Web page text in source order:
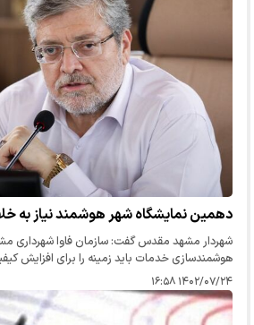
دهمین نمایشگاه شهر هوشمند نیاز به
شهردار مشهد مقدس گفت: سازمان فاوا شهرداری
هوشمندسازی خدمات باید زمینه را برای افزایش
رضایت از خدمات شهری را برای مردم فراهم کند.
۱۴۰۲/۰۷/۲۴ ۱۶:۵۸